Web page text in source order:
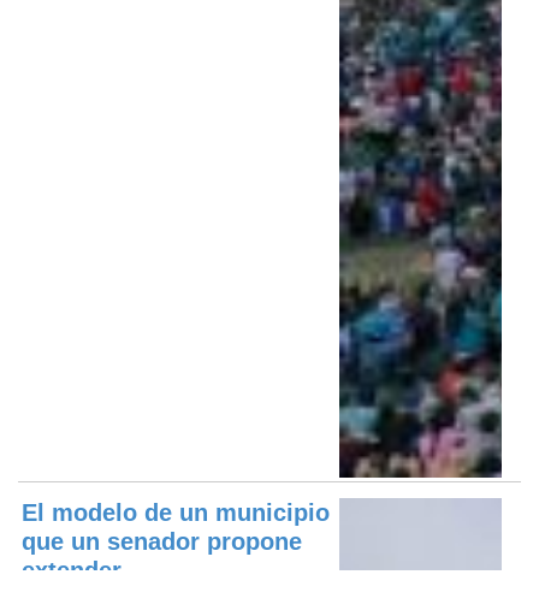
El modelo de un municipio
que un senador propone
extender...